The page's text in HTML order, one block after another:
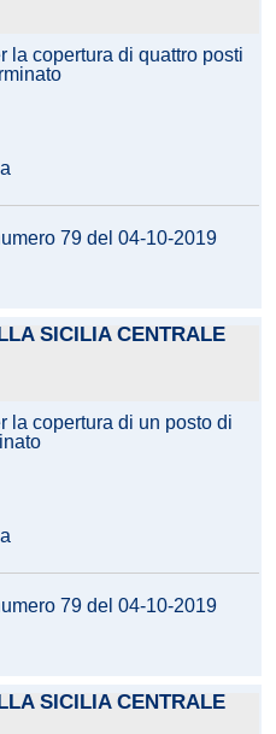
la copertura di quattro posti
79 del 04-10-2019
SICILIA CENTRALE
la copertura di un posto di
79 del 04-10-2019
SICILIA CENTRALE